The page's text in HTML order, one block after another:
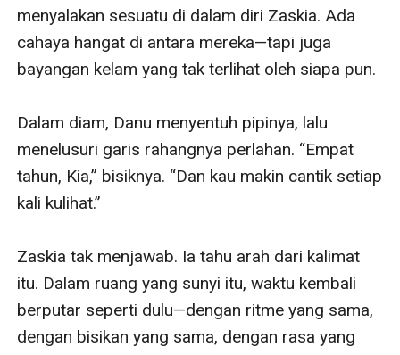
menyalakan sesuatu di dalam diri Zaskia. Ada
cahaya hangat di antara mereka—tapi juga
bayangan kelam yang tak terlihat oleh siapa pun.
Dalam diam, Danu menyentuh pipinya, lalu
menelusuri garis rahangnya perlahan. “Empat
tahun, Kia,” bisiknya. “Dan kau makin cantik setiap
kali kulihat.”
Zaskia tak menjawab. Ia tahu arah dari kalimat
itu. Dalam ruang yang sunyi itu, waktu kembali
berputar seperti dulu—dengan ritme yang sama,
dengan bisikan yang sama, dengan rasa yang